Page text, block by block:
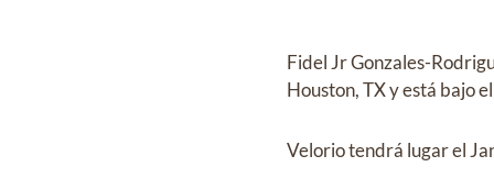
Fidel Jr Gonzales-
Houston, TXyestá bajo
Veloriotendrá lugar el